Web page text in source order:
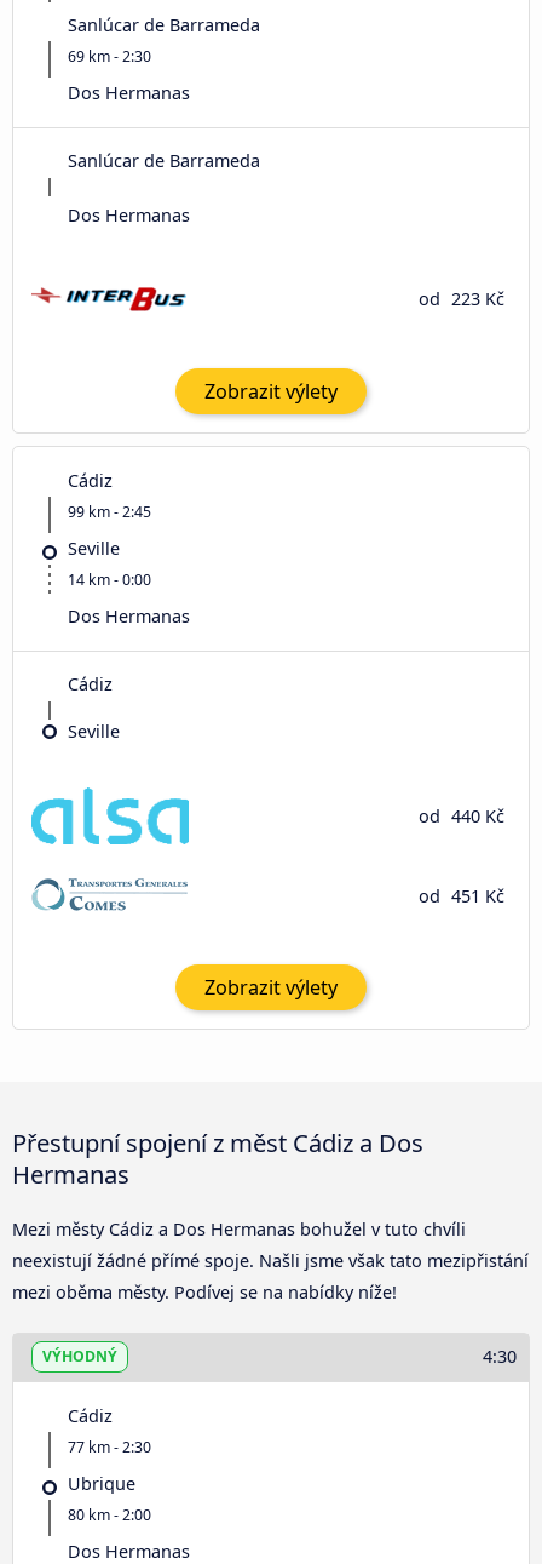
Sanlúcar de Barrameda
69 km - 2:30
Dos Hermanas
Sanlúcar de Barrameda
Dos Hermanas
od 223 Kč
Zobrazit výlety
Cádiz
99 km - 2:45
Seville
14 km - 0:00
Dos Hermanas
Cádiz
Seville
od 440 Kč
od 451 Kč
Zobrazit výlety
Přestupní spojení z měst Cádiz a Dos
Hermanas
Mezi městy Cádiz a Dos Hermanas bohužel v tuto chvíli
neexistují žádné přímé spoje. Našli jsme však tato mezipřistání
mezi oběma městy. Podívej se na nabídky níže!
VÝHODNÝ 4:30
Cádiz
77 km - 2:30
Ubrique
80 km - 2:00
Dos Hermanas